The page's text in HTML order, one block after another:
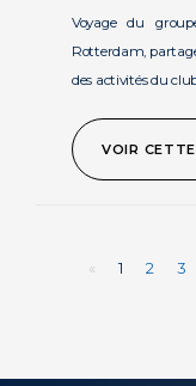
voyage du groupe de chef d'entreprise du club E6 à
Rotterdam,
des activités du
VOIR
« 1 2 3